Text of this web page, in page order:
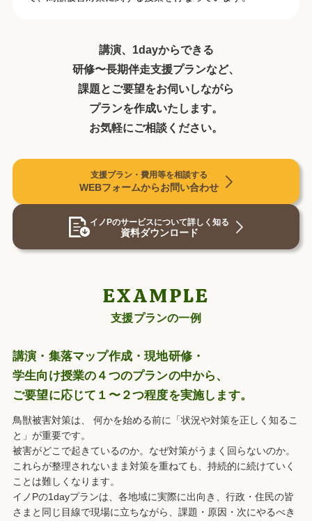
講演、1dayからできる
研修〜長期伴走支援プランなど、
課題とご要望をお伺いしながら
プランを作成いたします。
お気軽にご相談ください。
支援プラン・費用等を相談する
WEBフォームから⁨⁩お問い合わせ
イノPのサービスについて詳しく知る
資料ダウンロード
EXAMPLE
支援プランの一例
講演・集落マップ作成・現地研修・
学生向け授業の４つのプランの中から、
ご要望に応じて１〜２つ程度を実施します。
鳥獣被害対策は、 何かを始める前に「状況や対策を正しく知るこ
と」が重要です。
被害がどこで起きているのか。なぜ対策がうまく回らないのか。
これらが整理されないまま対策を重ねても、持続的に続けていく
ことは難しくなります。
イノPの1dayプランは、各地域に実際に出向き、行政・住民の皆
さまと同じ目線で現場に立ちながら、課題・原因・次にやるべき